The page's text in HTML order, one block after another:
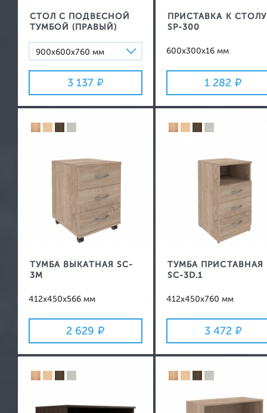
СТОЛ С ПОДВЕСНОЙ
ТУМБОЙ (ПРАВЫЙ)
900х600х760 мм
1200х600х760 мм
1400х600х760 мм
3 137
ПРИСТАВКА К СТОЛУ
SP-300
600x300x16 мм
1 282
ТУМБА ВЫКАТНАЯ SC-
3M
412x450x566 мм
2 629
ТУМБА ПРИСТАВНАЯ
SC-3D.1
412x450x760 мм
3 472